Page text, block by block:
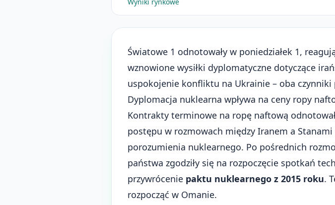
Światowe 1 odnotowały w poniedziałek 1,
wznowione wysiłki dyplomatyczne dotyczące
uspokojenie konfliktu na Ukrainie – oba czynniki
Dyplomacja nuklearna wpływa na ceny ropy
Kontrakty terminowe na ropę naftową
postępu w rozmowach między Iranem a
porozumienia nuklearnego. Po pośrednich
państwa zgodziły się na rozpoczęcie spotkań
przywrócenie paktu nuklearnego z 2015 roku.
rozpocząć w Omanie.